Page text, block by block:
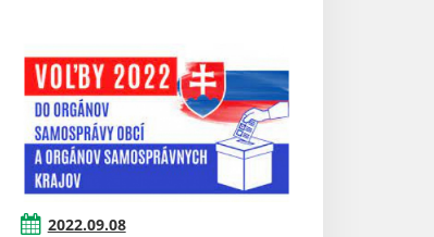
2022.09.08